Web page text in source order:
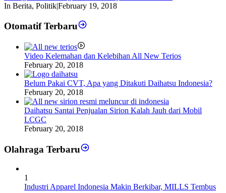
In Berita, Politik|February 19, 2018
Otomatif Terbaru
Video Kelemahan dan Kelebihan All New Terios
February 20, 2018
Belum Pakai CVT, Apa yang Ditakuti Daihatsu Indonesia?
February 20, 2018
Daihatsu Santai Penjualan Sirion Kalah Jauh dari Mobil
LCGC
February 20, 2018
Olahraga Terbaru
1
Industri Apparel Indonesia Makin Berkibar, MILLS Tembus